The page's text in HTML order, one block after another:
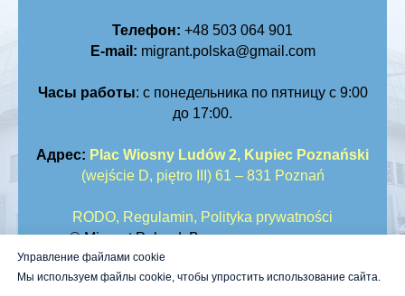
Телефон: +48 503 064 901
E-mail: migrant.polska@gmail.com
Часы работы: с понедельника по пятницу с 9:00
до 17:00.
Адрес: Plac Wiosny Ludów 2, Kupiec Poznański
(wejście D, piętro III) 61 – 831 Poznań
RODO, Regulamin, Polityka prywatności
© Migrant Poland. Все права защищены
Управление файлами cookie
Мы используем файлы cookie, чтобы упростить использование сайта.